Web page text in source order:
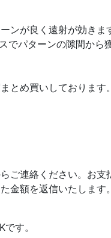
ンが良く遠射が効きま
でパターンの隙間から
とめ買いしております
ご連絡ください。お支
金額を返信いたします。
す。